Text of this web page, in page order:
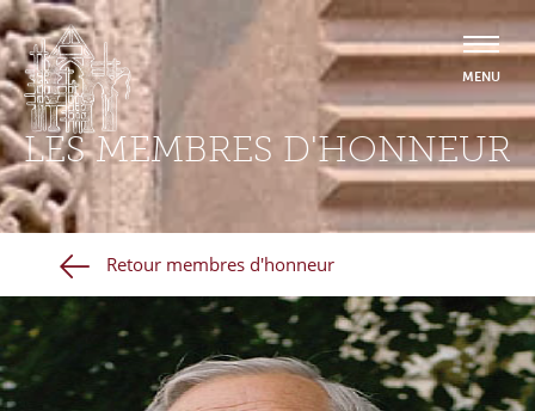
LES MEMBRES D'HONNEUR
Retour membres d'honneur